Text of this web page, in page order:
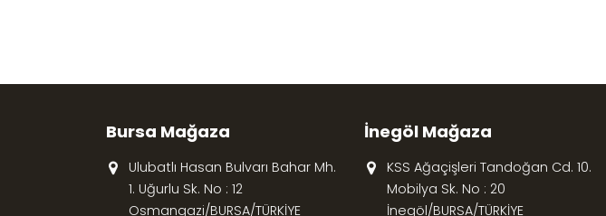
Bursa Mağaza
Ulubatlı Hasan Bulvarı Bahar Mh.
1. Uğurlu Sk. No : 12
Osmangazi/BURSA/TÜRKİYE
İnegöl Mağaza
KSS Ağaçişleri Tandoğan Cd. 10.
Mobilya Sk. No : 20
İnegöl/BURSA/TÜRKİYE